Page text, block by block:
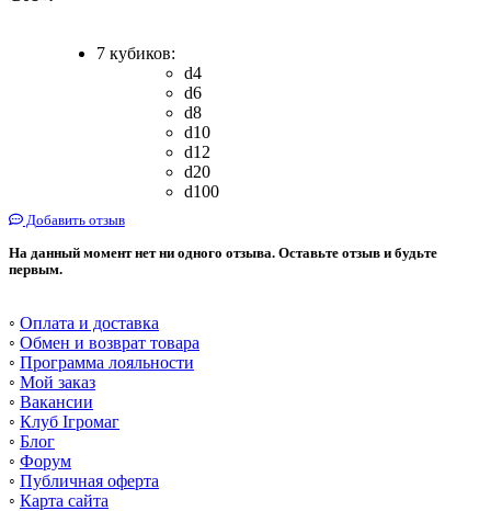
7 кубиков:
d4
d6
d8
d10
d12
d20
d100
Добавить отзыв
На данный момент нет ни одного отзыва. Оставьте отзыв и будьте
первым.
◦ Оплата и доставка
◦ Обмен и возврат товара
◦ Программа лояльности
◦ Мой заказ
◦ Вакансии
◦ Клуб Ігромаг
◦ Блог
◦ Форум
◦ Публичная оферта
◦ Карта сайта